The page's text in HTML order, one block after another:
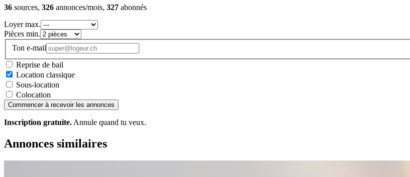
36 sources, 326 annonces/mois, 327 abonnés
Loyer max.
Pièces min.
Ton e-mail
Reprise de bail
Location classique
Sous-location
Colocation
Commencer à recevoir les annonces
Inscription gratuite. Annule quand tu veux.
Annonces similaires